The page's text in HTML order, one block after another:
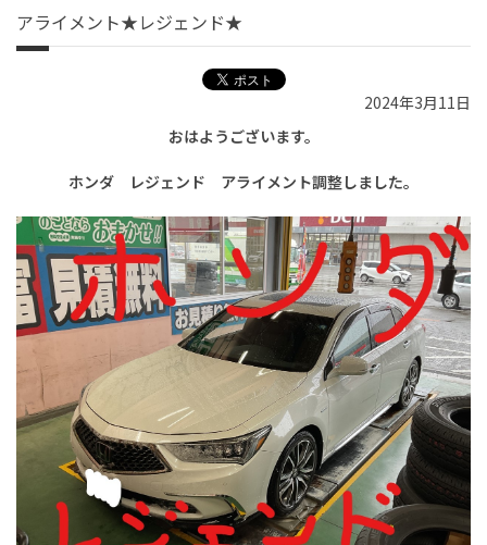
アライメント★レジェンド★
2024年3月11日
おはようございます。
ホンダ レジェンド アライメント調整しました。